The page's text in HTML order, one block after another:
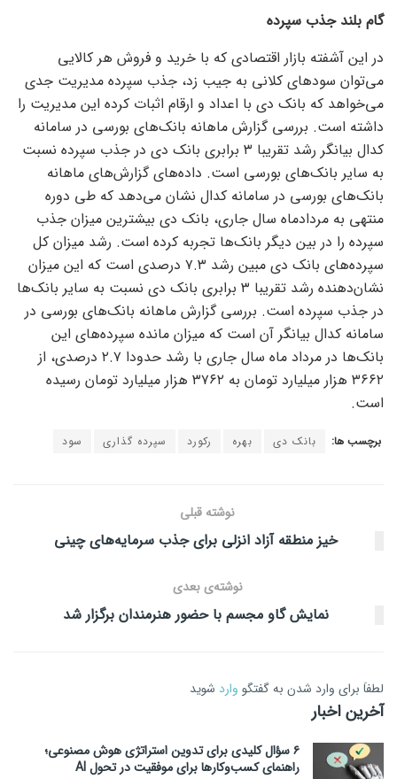
گام بلند جذب سپرده
در این آشفته بازار اقتصادی که با خرید و فروش هر کالایی
می‌توان سود‌های کلانی به جیب زد، جذب سپرده مدیریت جدی
می‌خواهد که بانک دی با اعداد و ارقام اثبات کرده این مدیریت را
داشته است. بررسی گزارش ماهانه بانک‌های بورسی در سامانه
کدال بیانگر رشد تقریبا ۳ برابری بانک دی در جذب سپرده نسبت
به سایر بانک‌های بورسی است. داده‌های گزارش‌های ماهانه
بانک‌های بورسی در سامانه کدال نشان می‌دهد که طی دوره
منتهی به مردادماه سال جاری، بانک دی بیشترین میزان جذب
سپرده را در بین دیگر بانک‌ها تجربه کرده است. رشد میزان کل
سپرده‌های بانک دی مبین رشد ۷.۳ درصدی است که این میزان
نشان‌دهنده رشد تقریبا ۳ برابری بانک دی نسبت به سایر بانک‌ها
در جذب سپرده است. بررسی گزارش ماهانه بانک‌های بورسی در
سامانه کدال بیانگر آن است که میزان مانده سپرده‌های این
بانک‌ها در مرداد ماه سال جاری با رشد حدودا ۲.۷ درصدی، از
۳۶۶۲ هزار میلیارد تومان به ۳۷۶۲ هزار میلیارد تومان رسیده
است.
برچسب ها: بانک دی بهره رکورد سپرده گذاری سود
نوشته قبلی
خیز منطقه آزاد انزلی برای جذب سرمایه‌های چینی
نوشته‌ی بعدی
نمایش گاو مجسم با حضور هنرمندان برگزار شد
لطفاَ برای وارد شدن به گفتگو وارد شوید
آخرین اخبار
۶ سؤال کلیدی برای تدوین استراتژی هوش مصنوعی؛
راهنمای کسب‌وکارها برای موفقیت در تحول AI